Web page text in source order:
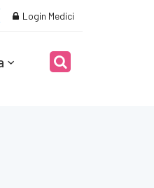
Login Medici